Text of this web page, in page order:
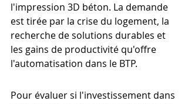
l'impression 3D béton. La demande
est tirée par la crise du logement, la
recherche de solutions durables et
les gains de productivité qu'offre
l'automatisation dans le BTP.
Pour évaluer si l'investissement dans